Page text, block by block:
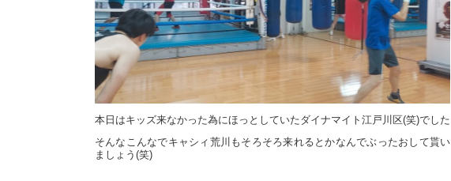
本日はキッズ来なかった為にほっとしていたダイナマイト江戸川区(笑)でした
そんなこんなでキャシィ荒川もそろそろ来れるとかなんでぶったおして貰い
ましょう(笑)